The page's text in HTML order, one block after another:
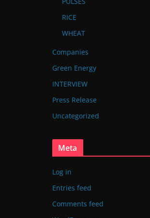
RICE
WHEAT
Companies
Green Energy
INTERVIEW
Press Release
Uncategorized
Meta
Log in
Entries feed
Comments feed